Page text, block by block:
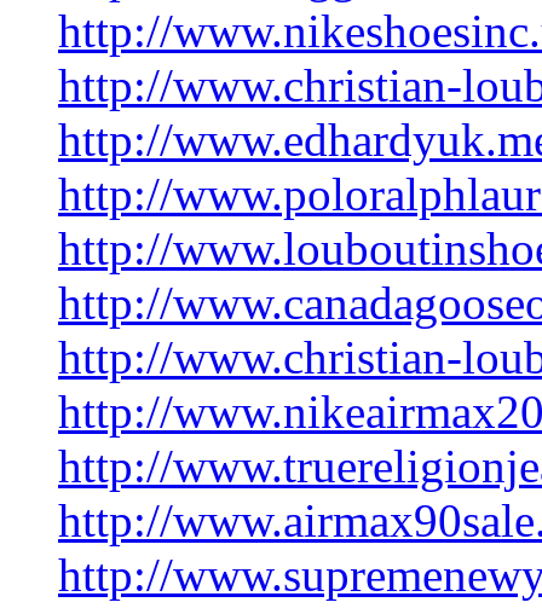
http://
http://www.christian-
http://
http://
http://
http://
http://www.christian-
http://
http://
http://
http://